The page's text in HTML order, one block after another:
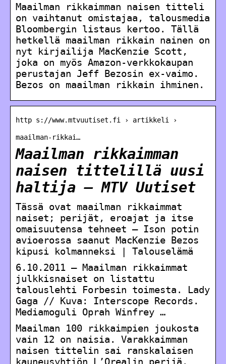
Maailman rikkaimman naisen titteli
on vaihtanut omistajaa, talousmedia
Bloombergin listaus kertoo. Tällä
hetkellä maailman rikkain nainen on
nyt kirjailija MacKenzie Scott,
joka on myös Amazon-verkkokaupan
perustajan Jeff Bezosin ex-vaimo.
Bezos on maailman rikkain ihminen.
http s://www.mtvuutiset.fi › artikkeli ›
maailman-rikkai…
Maailman rikkaimman
naisen tittelillä uusi
haltija – MTV Uutiset
Tässä ovat maailman rikkaimmat
naiset; perijät, eroajat ja itse
omaisuutensa tehneet – Ison potin
avioerossa saanut MacKenzie Bezos
kipusi kolmanneksi | Talouselämä
6.10.2011 — Maailman rikkaimmat
julkkisnaiset on listattu
talouslehti Forbesin toimesta. Lady
Gaga // Kuva: Interscope Records.
Mediamoguli Oprah Winfrey …
Maailman 100 rikkaimpien joukosta
vain 12 on naisia. Varakkaimman
naisen tittelin sai ranskalaisen
kauneusyhtiön L’Orealin perijä.